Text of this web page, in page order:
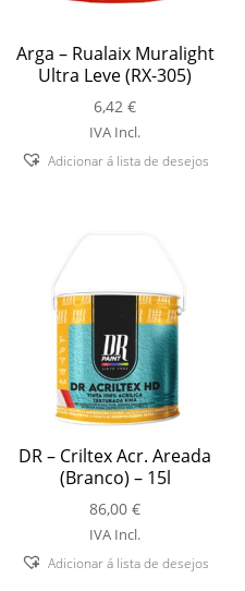
Arga – Rualaix Muralight
Ultra Leve (RX-305)
6,42€
IVA Incl.
Adicionar á lista de desejos
DR – Criltex Acr. Areada
(Branco) – 15l
86,00€
IVA Incl.
Adicionar á lista de desejos